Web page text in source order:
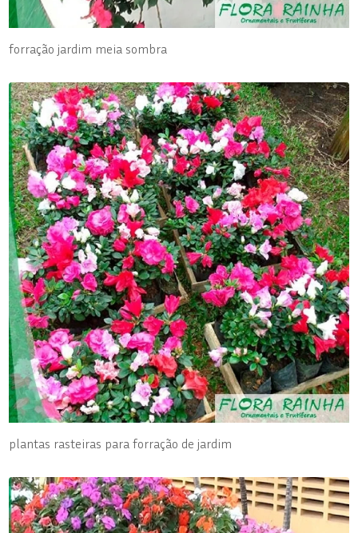
forração jardim meia sombra
plantas rasteiras para forração de jardim